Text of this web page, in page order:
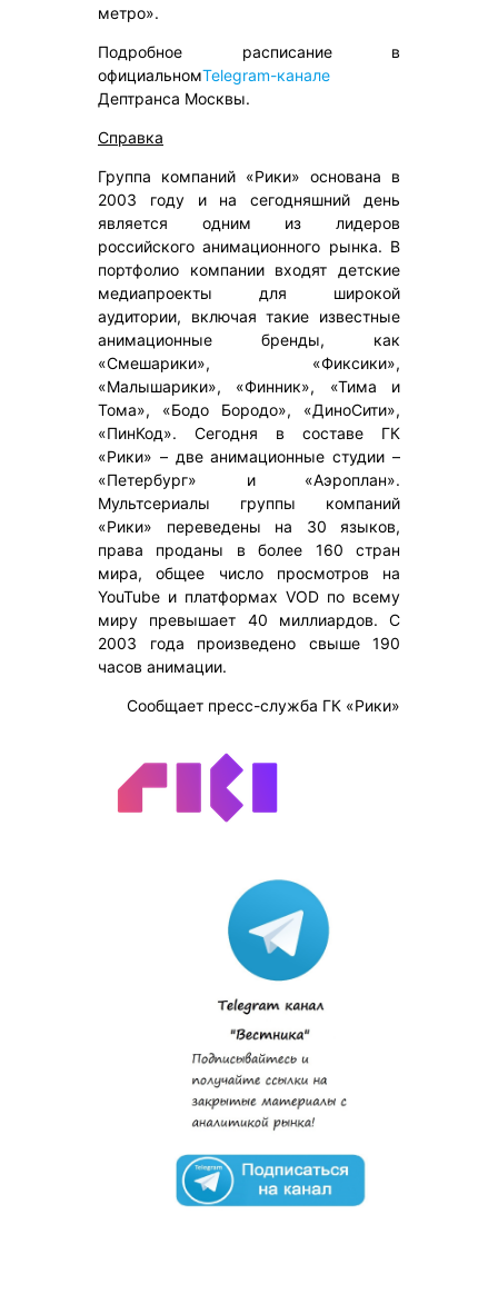
метро».
Подробное расписание в
официальномTelegram-канале
Дептранса Москвы.
Справка
Группа компаний «Рики» основана в
2003 году и на сегодняшний день
является одним из лидеров
российского анимационного рынка. В
портфолио компании входят детские
медиапроекты для широкой
аудитории, включая такие известные
анимационные бренды, как
«Смешарики», «Фиксики»,
«Малышарики», «Финник», «Тима и
Тома», «Бодо Бородо», «ДиноСити»,
«ПинКод». Сегодня в составе ГК
«Рики» – две анимационные студии –
«Петербург» и «Аэроплан».
Мультсериалы группы компаний
«Рики» переведены на 30 языков,
права проданы в более 160 стран
мира, общее число просмотров на
YouTube и платформах VOD по все­му
ми­ру превышает 40 миллиардов. С
2003 года произведено свыше 190
часов анимации.
Сообщает пресс-служба ГК «Рики»